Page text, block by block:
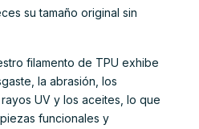
su tamaño original sin
filamento de TPU exhibe
la abrasión, los
UV y los aceites, lo que
funcionales y